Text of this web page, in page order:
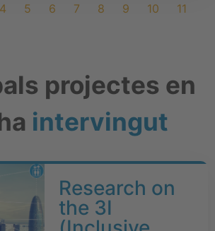
4 5 6 7 8 9 10 11
projectes en
intervingut
Research on
the 3I